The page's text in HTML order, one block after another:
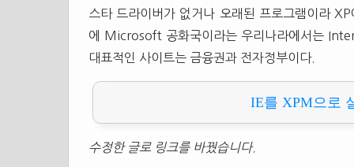
스타 드라이버가 없거나 오래된 프로그램이라
에 Microsoft 공화국이라는 우리나라에서는
대표적인 사이트는 금융권과 전자정부이다.
IE를 XPM으로
수정한 글로 링크를 바꿨습니다.